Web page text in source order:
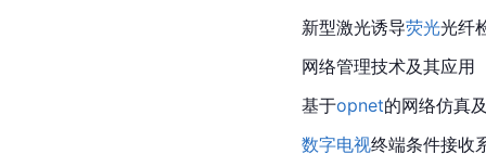
新型激光诱导荧光光纤
网络管理技术及其应用
基于opnet的网络仿真
数字电视终端条件接收